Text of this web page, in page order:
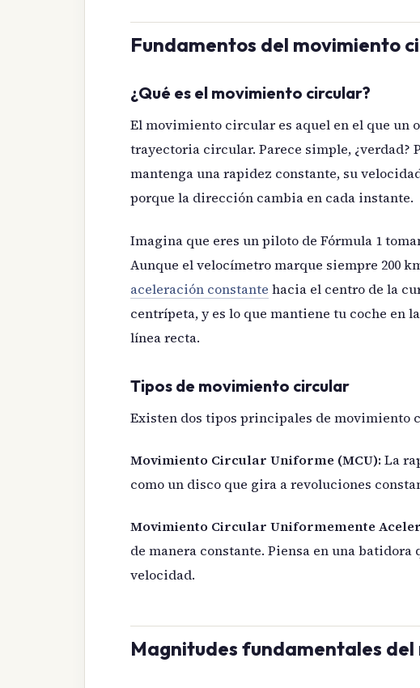
Fundamentos del movimiento
¿Qué es el movimiento circular?
El movimiento circular es aquel en el que un
trayectoria circular. Parece simple, ¿verdad?
mantenga una rapidez constante, su
porque la dirección cambia en cada instante.
Imagina que eres un piloto de Fórmula 1
Aunque el velocímetro marque siempre 200
aceleración constante hacia el centro de la
centrípeta, y es lo que mantiene tu coche en
línea recta.
Tipos de movimiento circular
Existen dos tipos principales de movimiento
Movimiento Circular Uniforme (MCU):La
como un disco que gira a revoluciones
Movimiento Circular Uniformemente
de manera constante. Piensa en una
velocidad.
Magnitudes fundamentales